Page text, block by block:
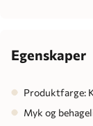
Egenskaper
Produktfarge:
Myk og